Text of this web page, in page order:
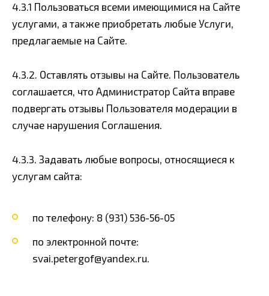
4.3.1 Пользоваться всеми имеющимися на Сайте
услугами, а также приобретать любые Услуги,
предлагаемые на Сайте.
4.3.2. Оставлять отзывы на Сайте. Пользователь
соглашается, что Администратор Сайта вправе
подвергать отзывы Пользователя модерации в
случае нарушения Соглашения.
4.3.3. Задавать любые вопросы, относящиеся к
услугам сайта:
по телефону: 8 (931) 536-56-05
по электронной почте:
svai.petergof@yandex.ru.